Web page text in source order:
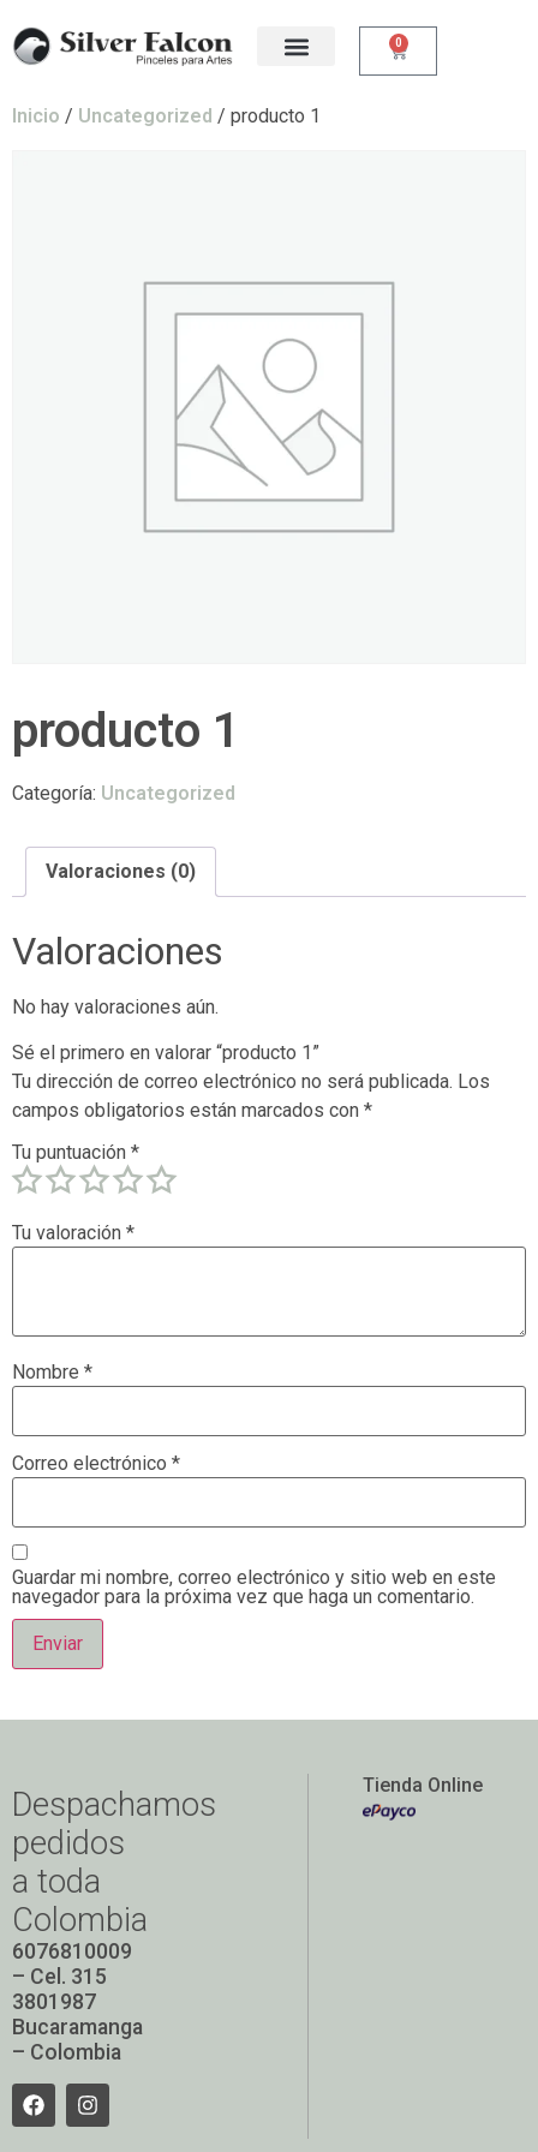
0
Inicio / Uncategorized / producto 1
producto 1
Categoría: Uncategorized
Valoraciones (0)
Valoraciones
No hay valoraciones aún.
Sé el primero en valorar “producto 1”
Tu dirección de correo electrónico no será publicada. Los
campos obligatorios están marcados con *
Tu puntuación *
Tu valoración *
Nombre *
Correo electrónico *
Guardar mi nombre, correo electrónico y sitio web en este
navegador para la próxima vez que haga un comentario.
Despachamos
pedidos
a toda
Colombia
6076810009
– Cel. 315
3801987
Bucaramanga
– Colombia
Tienda Online